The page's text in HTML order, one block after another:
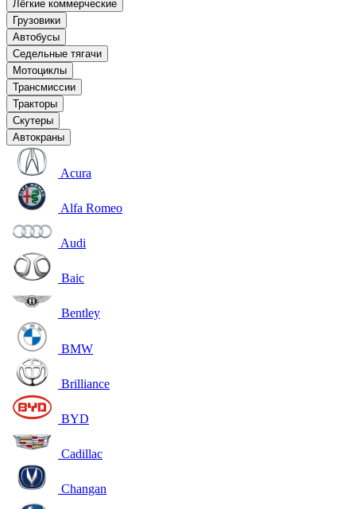
Лёгкие коммерческие
Грузовики
Автобусы
Седельные тягачи
Мотоциклы
Трансмиссии
Тракторы
Скутеры
Автокраны
Acura
Alfa Romeo
Audi
Baic
Bentley
BMW
Brilliance
BYD
Cadillac
Changan